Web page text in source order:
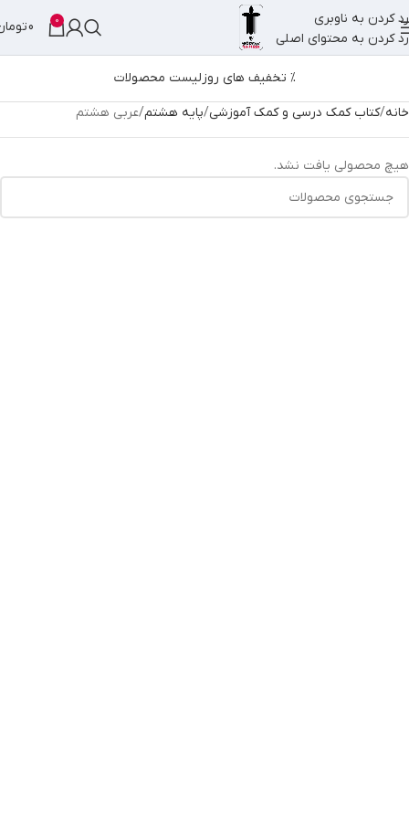
رد کردن به ناوبری
رد کردن به محتوای اصلی
0
0
% تخفیف های روزلیست محصولات
خانه کتاب کمک درسی و کمک آموزشی پایه هشتم عربی هشتم
هیچ محصولی یافت نشد.